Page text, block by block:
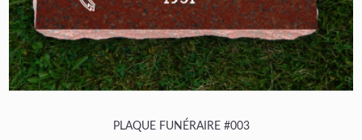
PLAQUE FUNÉRAIRE #003